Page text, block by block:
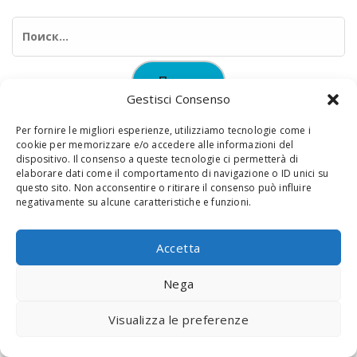
Gestisci Consenso
Per fornire le migliori esperienze, utilizziamo tecnologie come i
cookie per memorizzare e/o accedere alle informazioni del
dispositivo. Il consenso a queste tecnologie ci permetterà di
elaborare dati come il comportamento di navigazione o ID unici su
questo sito. Non acconsentire o ritirare il consenso può influire
negativamente su alcune caratteristiche e funzioni.
Accetta
Nega
Visualizza le preferenze
© 2020 Digital Touch Menu. Menu realizzato daInteractive